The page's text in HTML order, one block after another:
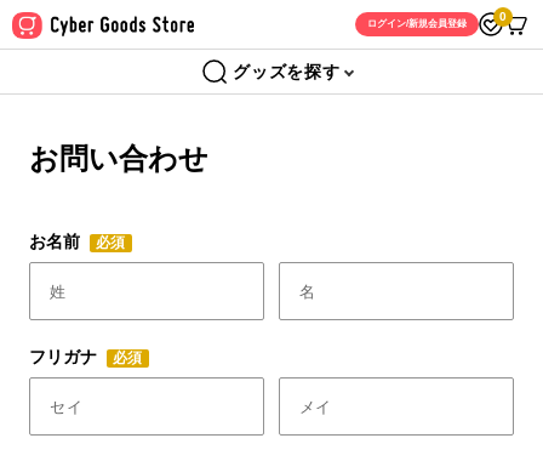
ログイン/新規会員登録
0
グッズを探す
お問い合わせ
お名前 必須
フリガナ 必須